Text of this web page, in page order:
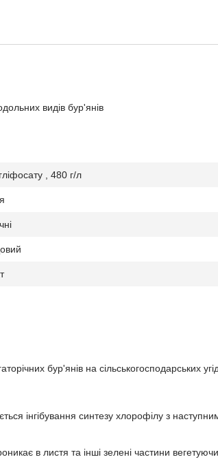
видів бур'янів
, 480 г/л
бур'янів на сільськогосподарських
інгібування синтезу хлорофілу з
в листя та інші зелені частини